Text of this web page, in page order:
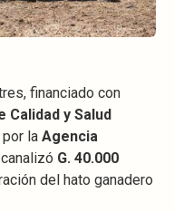
financiado con
Calidad y Salud
la Agencia
G. 40.000
del hato ganadero